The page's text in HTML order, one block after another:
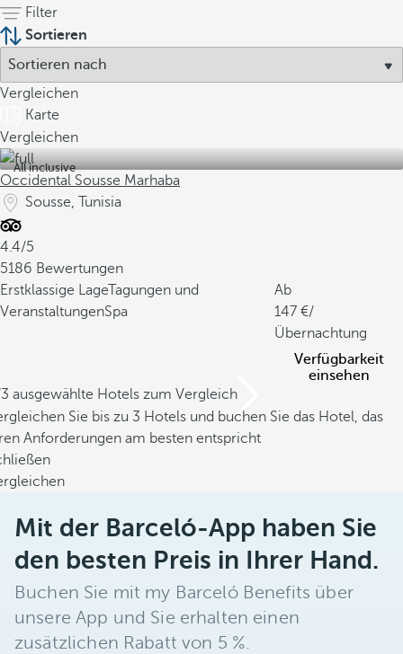
Filter
Sortieren
Vergleichen
Karte
Vergleichen
All inclusive
Occidental Sousse Marhaba
Sousse, Tunisia
4.4/5
5186 Bewertungen
Erstklassige LageTagungen und
VeranstaltungenSpa
Ab
147
/
Übernachtung
Verfügbarkeit
einsehen
ausgewählte Hotels zum Vergleich
Sie bis zu 3 Hotels und buchen Sie das Hotel, das
Anforderungen am besten entspricht
Mit der Barceló-App haben Sie
den besten Preis in Ihrer Hand.
Buchen Sie mit my Barceló Benefits über
unsere App und Sie erhalten einen
zusätzlichen Rabatt von 5 %.